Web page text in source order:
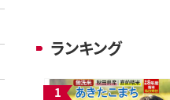
ランキング